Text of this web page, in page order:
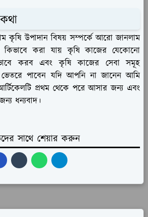
কৃষি উপাদান বিষয় সম্পর্কে আরো জানলাম
কিভাবে করা যায় কৃষি কাজের যেকোনো
করব এবং কৃষি কাজের সেবা সমূহ
পাবেন যদি আপনি না জানেন আমি
প্রথম থেকে পরে আসার জন্য এবং
ধন্যবাদ।
সাথে শেয়ার করুন